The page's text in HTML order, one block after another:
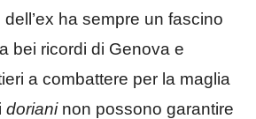
ha sempre un fascino
bei ricordi di Genova e
a combattere per la maglia
doriani non possono garantire